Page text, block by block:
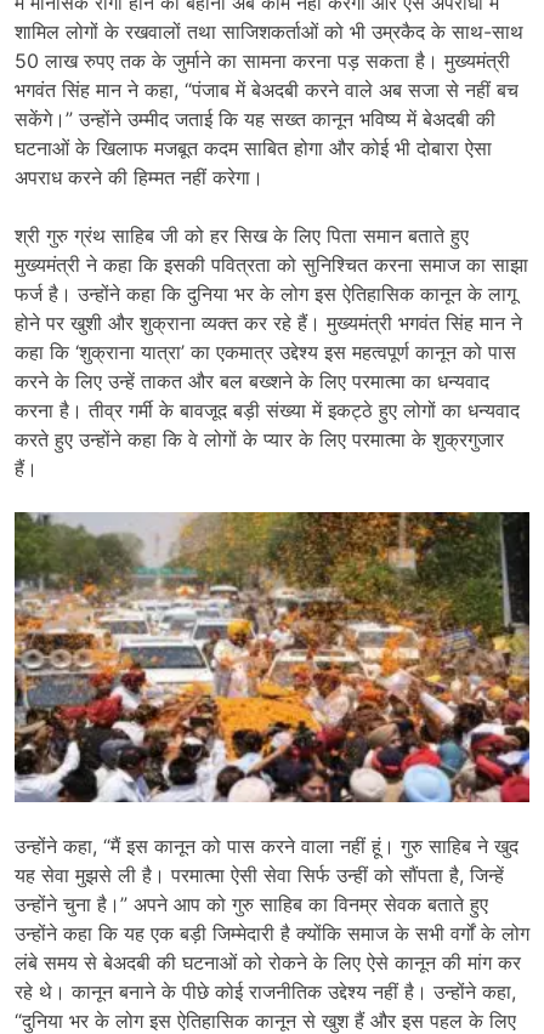
शामिल लोगों के रखवालों तथा साजिशकर्ताओं को भी उम्रकैद के साथ-साथ
50 लाख रुपए तक के जुर्माने का सामना करना पड़ सकता है। मुख्यमंत्री
भगवंत सिंह मान ने कहा, “पंजाब में बेअदबी करने वाले अब सजा से नहीं बच
सकेंगे।” उन्होंने उम्मीद जताई कि यह सख्त कानून भविष्य में बेअदबी की
घटनाओं के खिलाफ मजबूत कदम साबित होगा और कोई भी दोबारा ऐसा
अपराध करने की हिम्मत नहीं करेगा।
श्री गुरु ग्रंथ साहिब जी को हर सिख के लिए पिता समान बताते हुए
मुख्यमंत्री ने कहा कि इसकी पवित्रता को सुनिश्चित करना समाज का साझा
फर्ज है। उन्होंने कहा कि दुनिया भर के लोग इस ऐतिहासिक कानून के लागू
होने पर खुशी और शुक्राना व्यक्त कर रहे हैं। मुख्यमंत्री भगवंत सिंह मान ने
कहा कि ‘शुक्राना यात्रा’ का एकमात्र उद्देश्य इस महत्वपूर्ण कानून को पास
करने के लिए उन्हें ताकत और बल बख्शने के लिए परमात्मा का धन्यवाद
करना है। तीव्र गर्मी के बावजूद बड़ी संख्या में इकट्ठे हुए लोगों का धन्यवाद
करते हुए उन्होंने कहा कि वे लोगों के प्यार के लिए परमात्मा के शुक्रगुजार
हैं।
उन्होंने कहा, “मैं इस कानून को पास करने वाला नहीं हूं। गुरु साहिब ने खुद
यह सेवा मुझसे ली है। परमात्मा ऐसी सेवा सिर्फ उन्हीं को सौंपता है, जिन्हें
उन्होंने चुना है।” अपने आप को गुरु साहिब का विनम्र सेवक बताते हुए
उन्होंने कहा कि यह एक बड़ी जिम्मेदारी है क्योंकि समाज के सभी वर्गों के लोग
लंबे समय से बेअदबी की घटनाओं को रोकने के लिए ऐसे कानून की मांग कर
रहे थे। कानून बनाने के पीछे कोई राजनीतिक उद्देश्य नहीं है। उन्होंने कहा,
“दुनिया भर के लोग इस ऐतिहासिक कानून से खुश हैं और इस पहल के लिए